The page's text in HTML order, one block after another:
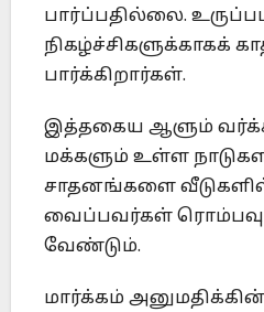
பார்ப்பதில்லை.
நிகழ்ச்சிகளுக்காகக்
பார்க்கிறார்கள்.
இத்தகைய ஆளும்
மக்களும் உள்ள
சாதனங்களை
வைப்பவர்கள்
வேண்டும்.
மார்க்கம்